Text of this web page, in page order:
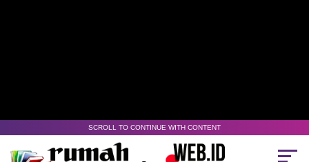
SCROLL TO CONTINUE WITH CONTENT